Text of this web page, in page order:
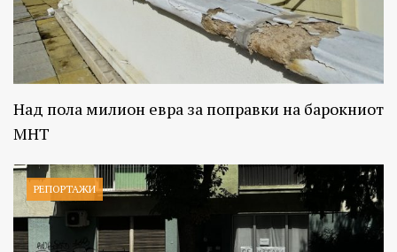
Над пола милион евра за поправки на барокниот
МНТ
РЕПОРТАЖИ